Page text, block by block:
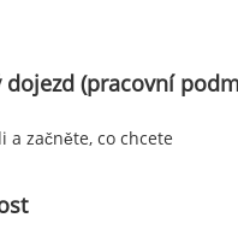
(pracovní
a začněte, co chcete